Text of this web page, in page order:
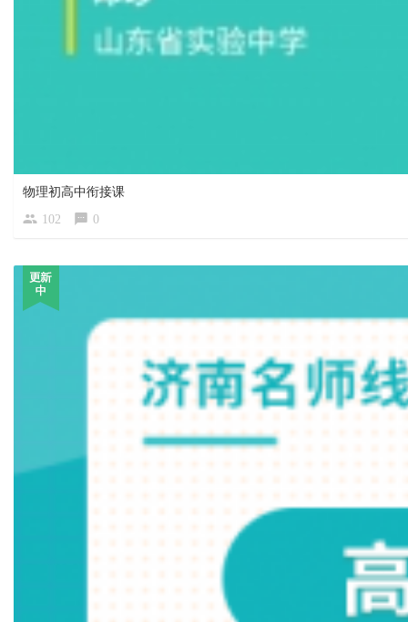
物理初高中衔接课
102
0